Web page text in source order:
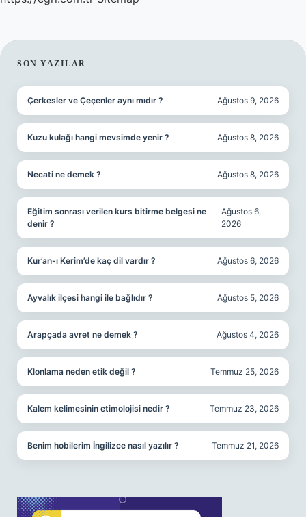
SIDEBAR
SON YAZILAR
Çerkesler ve Çeçenler aynı mıdır ? Ağustos 9, 2026
Kuzu kulağı hangi mevsimde yenir ? Ağustos 8, 2026
Necati ne demek ? Ağustos 8, 2026
Eğitim sonrası verilen kurs bitirme belgesi ne
denir ?
Ağustos 6,
2026
Kur’an-ı Kerim’de kaç dil vardır ? Ağustos 6, 2026
Ayvalık ilçesi hangi ile bağlıdır ? Ağustos 5, 2026
Arapçada avret ne demek ? Ağustos 4, 2026
Klonlama neden etik değil ? Temmuz 25, 2026
Kalem kelimesinin etimolojisi nedir ? Temmuz 23, 2026
Benim hobilerim İngilizce nasıl yazılır ? Temmuz 21, 2026